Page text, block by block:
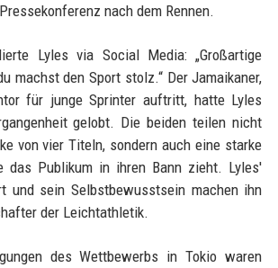
nach dem Rennen.
Lyles via Social Media: „Großartige
machst den Sport stolz.“ Der Jamaikaner,
für junge Sprinter auftritt, hatte Lyles
gelobt. Die beiden teilen nicht
von vier Titeln, sondern auch eine starke
das Publikum in ihren Bann zieht. Lyles'
und sein Selbstbewusstsein machen ihn
der Leichtathletik.
des Wettbewerbs in Tokio waren